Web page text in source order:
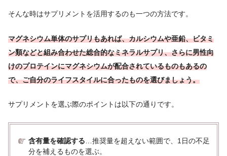
そんな時はサプリメントを活用するのも一つの方法です。
マグネシウム単体のサプリもあれば、カルシウムや亜鉛、ビタミ
ン類などと組み合わせた総合的なミネラルサプリ、さらに男性向
けのプロテインにマグネシウムが配合されているものもあるの
で、ご自分のライフスタイルに合ったものを選びましょう。
サプリメントを選ぶ際のポイントは以下の通りです。
含有量を確認する …推奨量を超えない範囲で、1日の不足
分を補えるものを選ぶ。